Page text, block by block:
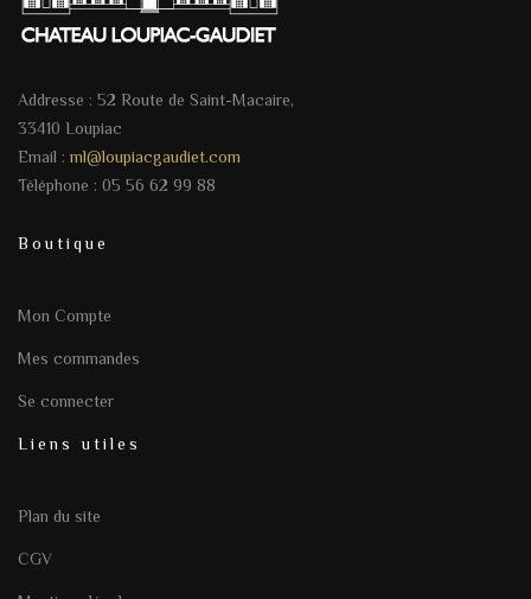
Addresse : 52 Route de Saint-Macaire,
33410 Loupiac
Email :ml@loupiacgaudiet.com
Téléphone : 05 56 62 99 88
Boutique
Mon Compte
Mes commandes
Se connecter
Liens utiles
Plan du site
CGV